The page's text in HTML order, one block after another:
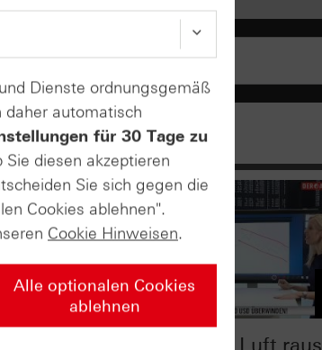
Dienste ordnungsgemäß
daher automatisch
für 30 Tage zu
diesen akzeptieren
Sie sich gegen die
Cookies ablehnen".
Cookie Hinweisen.
Alle optionalen Cookies
ablehnen